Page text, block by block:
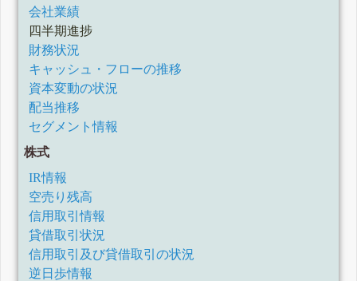
会社業績
四半期進捗
財務状況
キャッシュ・フローの推移
資本変動の状況
配当推移
セグメント情報
株式
IR情報
空売り残高
信用取引情報
貸借取引状況
信用取引及び貸借取引の状況
逆日歩情報